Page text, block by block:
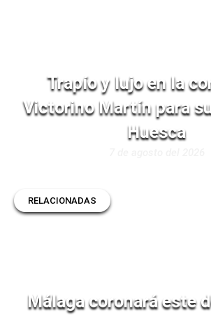
Trapío y lujo en la
Victorino Martín para
Huesca
RELACIONADAS
Málaga coronará este